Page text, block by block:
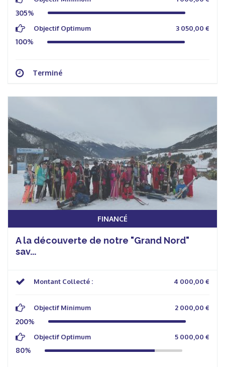
305%
Objectif Optimum 3 050,00 €
100%
Terminé
FINANCÉ
A la découverte de notre "Grand Nord"
sav...
Montant Collecté : 4 000,00 €
Objectif Minimum 2 000,00 €
200%
Objectif Optimum 5 000,00 €
80%